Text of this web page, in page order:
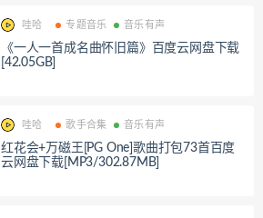
哇哈 专题音乐 音乐有声
《一人一首成名曲怀旧篇》百度云网盘下载
[42.05GB]
哇哈 歌手合集 音乐有声
红花会+万磁王[PG One]歌曲打包73首百度
云网盘下载[MP3/302.87MB]